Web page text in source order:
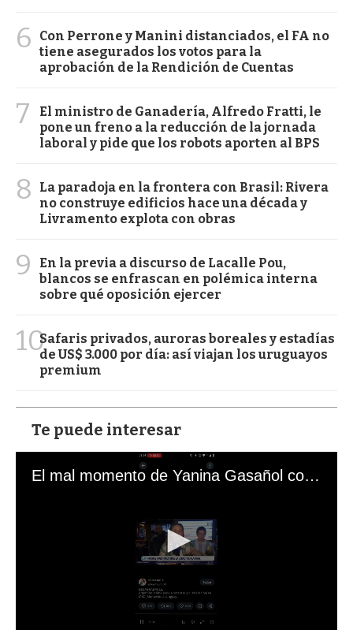
6
Con Perrone y Manini distanciados, el FA no
tiene asegurados los votos para la
aprobación de la Rendición de Cuentas
7
El ministro de Ganadería, Alfredo Fratti, le
pone un freno a la reducción de la jornada
laboral y pide que los robots aporten al BPS
8
La paradoja en la frontera con Brasil: Rivera
no construye edificios hace una década y
Livramento explota con obras
9
En la previa a discurso de Lacalle Pou,
blancos se enfrascan en polémica interna
sobre qué oposición ejercer
10Safaris privados, auroras boreales y estadías
de US$ 3.000 por día: así viajan los uruguayos
premium
Te puede interesar
El mal momento de Yanina Gasañol con un hincha argentino en "Subrayado"